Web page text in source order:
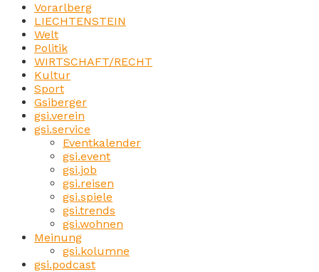
Vorarlberg
LIECHTENSTEIN
Welt
Politik
WIRTSCHAFT/RECHT
Kultur
Sport
Gsiberger
gsi.verein
gsi.service
Eventkalender
gsi.event
gsi.job
gsi.reisen
gsi.spiele
gsi.trends
gsi.wohnen
Meinung
gsi.kolumne
gsi.podcast